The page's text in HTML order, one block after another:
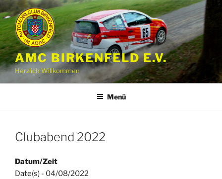
Zum
Inhalt
springen
AMC BIRKENFELD E.V.
Herzlich Willkommen
Menü
Clubabend 2022
Datum/Zeit
Date(s) - 04/08/2022